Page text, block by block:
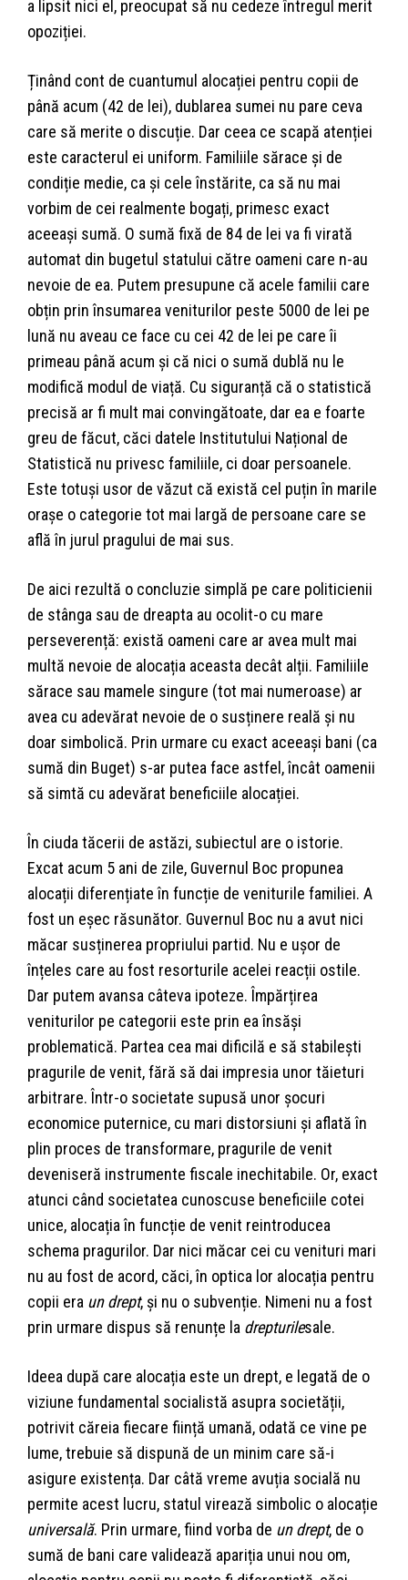
a lipsit nici el, preocupat să nu cedeze întregul merit
opoziției.
Ținând cont de cuantumul alocației pentru copii de
până acum (42 de lei), dublarea sumei nu pare ceva
care să merite o discuție. Dar ceea ce scapă atenției
este caracterul ei uniform. Familiile sărace și de
condiție medie, ca și cele înstărite, ca să nu mai
vorbim de cei realmente bogați, primesc exact
aceeași sumă. O sumă fixă de 84 de lei va fi virată
automat din bugetul statului către oameni care n-au
nevoie de ea. Putem presupune că acele familii care
obțin prin însumarea veniturilor peste 5000 de lei pe
lună nu aveau ce face cu cei 42 de lei pe care îi
primeau până acum și că nici o sumă dublă nu le
modifică modul de viață. Cu siguranță că o statistică
precisă ar fi mult mai convingătoate, dar ea e foarte
greu de făcut, căci datele Institutului Național de
Statistică nu privesc familiile, ci doar persoanele.
Este totuși usor de văzut că există cel puțin în marile
orașe o categorie tot mai largă de persoane care se
află în jurul pragului de mai sus.
De aici rezultă o concluzie simplă pe care politicienii
de stânga sau de dreapta au ocolit-o cu mare
perseverență: există oameni care ar avea mult mai
multă nevoie de alocația aceasta decât alții. Familiile
sărace sau mamele singure (tot mai numeroase) ar
avea cu adevărat nevoie de o susținere reală și nu
doar simbolică. Prin urmare cu exact aceeași bani (ca
sumă din Buget) s-ar putea face astfel, încât oamenii
să simtă cu adevărat beneficiile alocației.
În ciuda tăcerii de astăzi, subiectul are o istorie.
Excat acum 5 ani de zile, Guvernul Boc propunea
alocații diferențiate în funcție de veniturile familiei. A
fost un eșec răsunător. Guvernul Boc nu a avut nici
măcar susținerea propriului partid. Nu e ușor de
înțeles care au fost resorturile acelei reacții ostile.
Dar putem avansa câteva ipoteze. Împărțirea
veniturilor pe categorii este prin ea însăși
problematică. Partea cea mai dificilă e să stabilești
pragurile de venit, fără să dai impresia unor tăieturi
arbitrare. Într-o societate supusă unor șocuri
economice puternice, cu mari distorsiuni și aflată în
plin proces de transformare, pragurile de venit
deveniseră instrumente fiscale inechitabile. Or, exact
atunci când societatea cunoscuse beneficiile cotei
unice, alocația în funcție de venit reintroducea
schema pragurilor. Dar nici măcar cei cu venituri mari
nu au fost de acord, căci, în optica lor alocația pentru
copii era un drept, și nu o subvenție. Nimeni nu a fost
prin urmare dispus să renunțe la drepturilesale.
Ideea după care alocația este un drept, e legată de o
viziune fundamental socialistă asupra societății,
potrivit căreia fiecare ființă umană, odată ce vine pe
lume, trebuie să dispună de un minim care să-i
asigure existența. Dar câtă vreme avuția socială nu
permite acest lucru, statul virează simbolic o alocație
universală. Prin urmare, fiind vorba de un drept, de o
sumă de bani care validează apariția unui nou om,